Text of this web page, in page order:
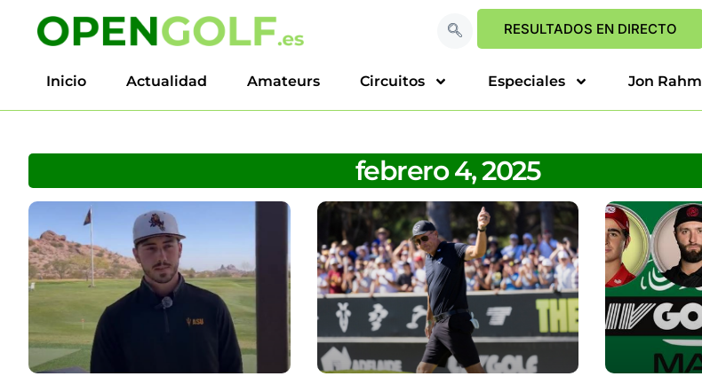
RESULTADOS EN DIRECTO
Inicio Actualidad Amateurs Circuitos Especiales Jon Rahm
febrero 4, 2025